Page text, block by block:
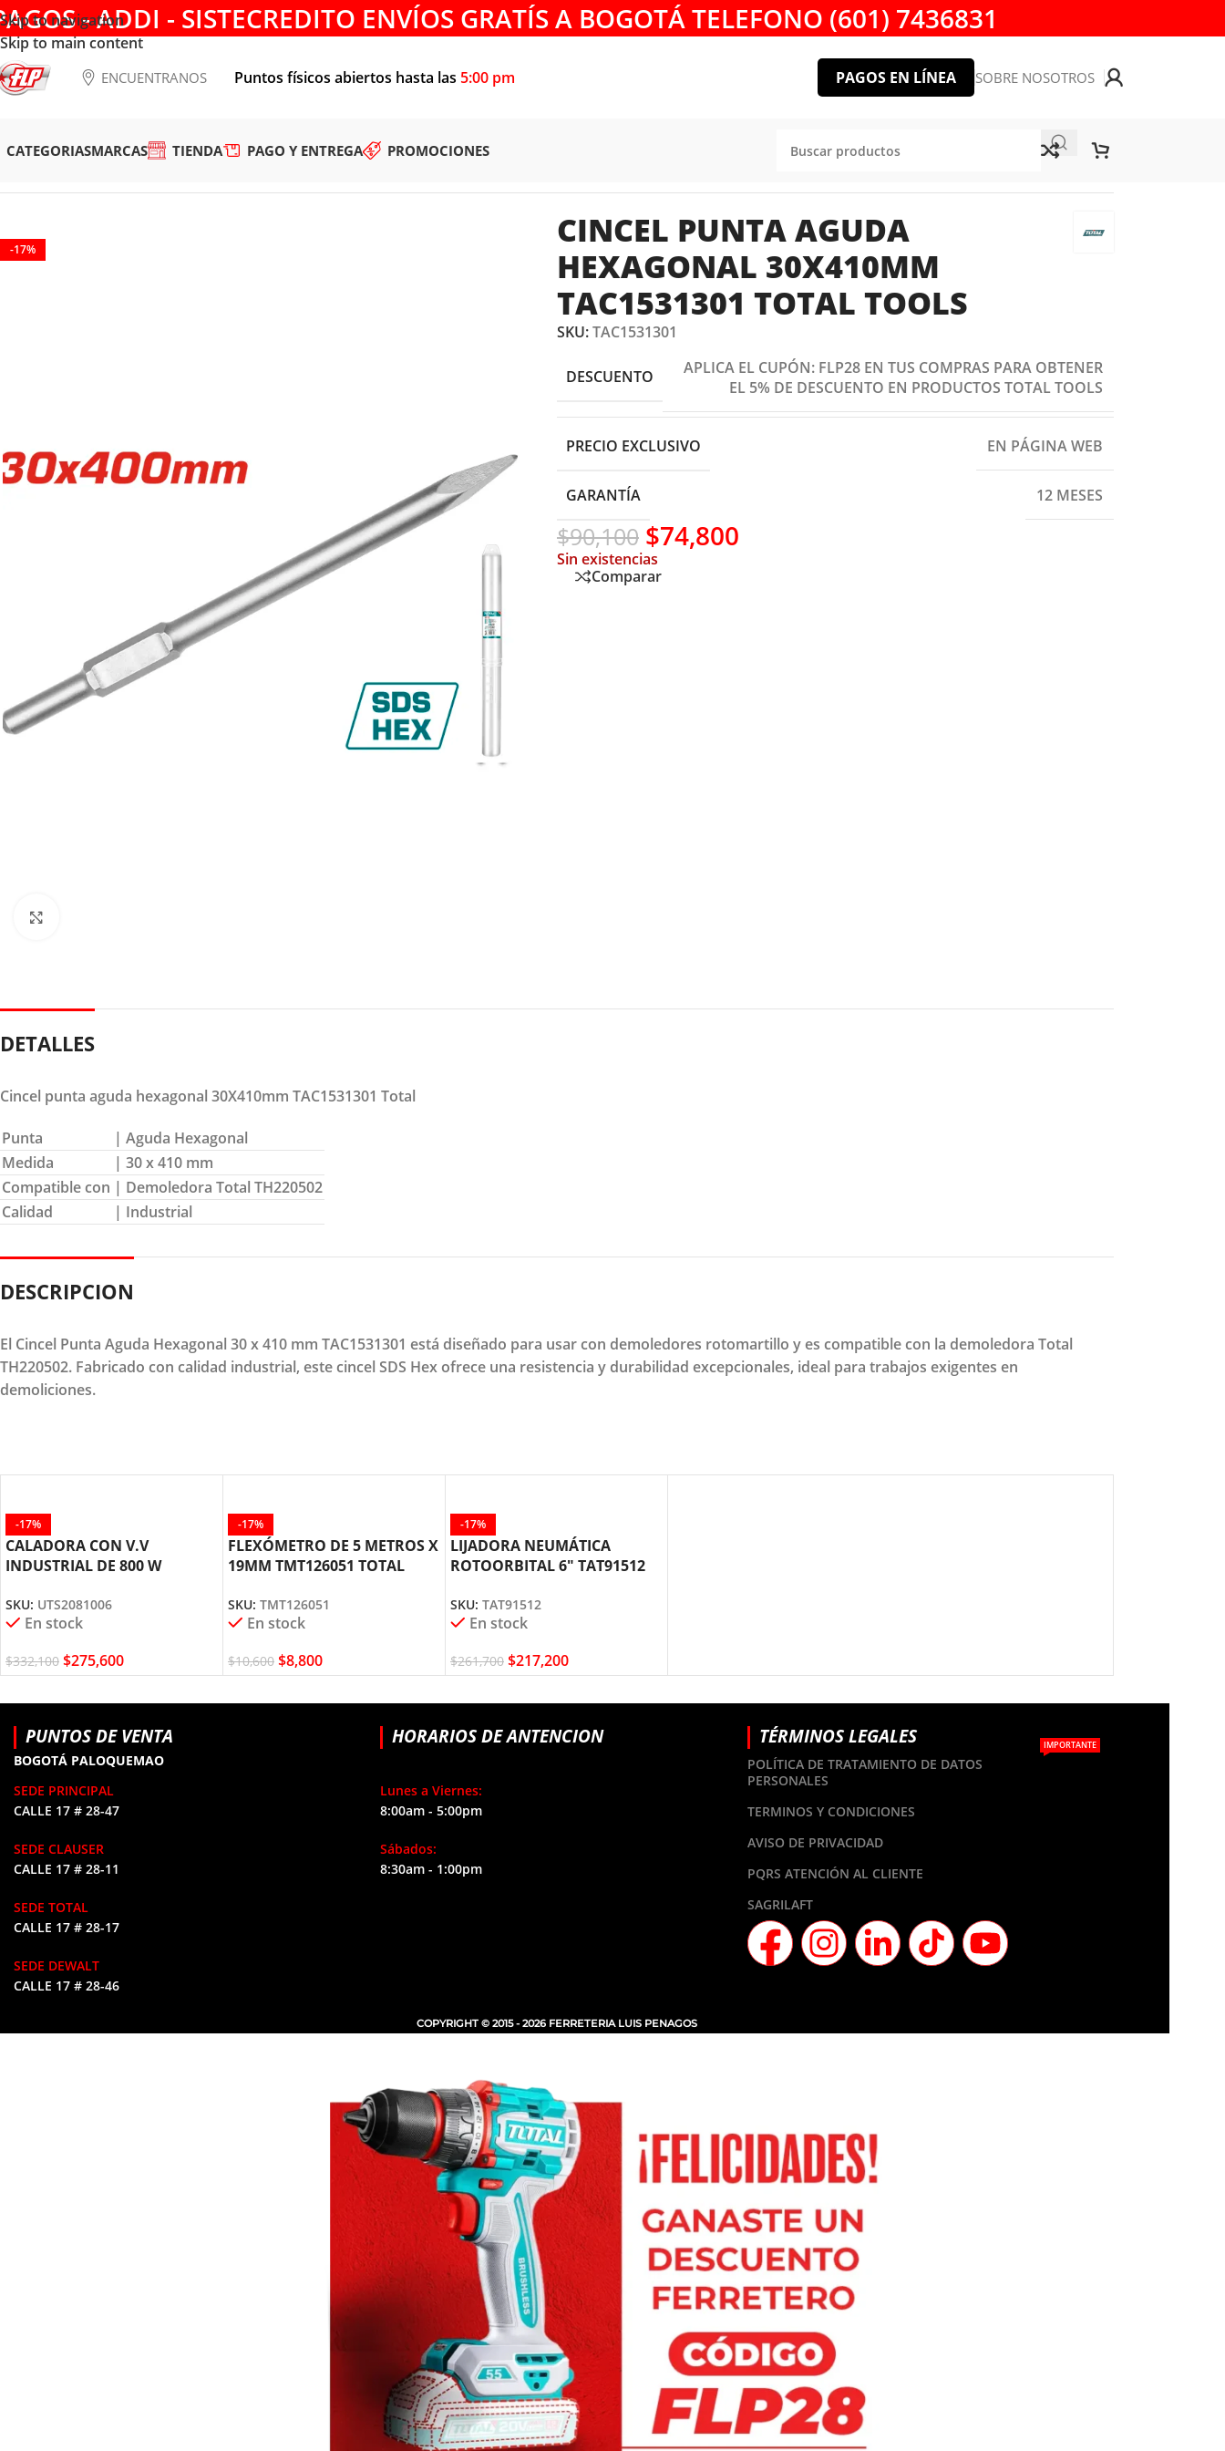
Skip to navigation
Skip to main content
- ADDI - SISTECREDITO ENVÍOS GRATÍS A BOGOTÁ TELEFONO (601) 7436831
ENCUENTRANOS Puntos físicos abiertos hasta las 5:00 pm PAGOS EN LÍNEA SOBRE NOSOTROS
CATEGORIASMARCAS TIENDA PAGO Y ENTREGA PROMOCIONES
-17%
CINCEL PUNTA AGUDA
HEXAGONAL 30X410MM
TAC1531301 TOTAL TOOLS
SKU:TAC1531301
DESCUENTO
APLICA EL CUPÓN: FLP28 EN TUS COMPRAS PARA OBTENER
EL 5% DE DESCUENTO EN PRODUCTOS TOTAL TOOLS
PRECIO EXCLUSIVO EN PÁGINA WEB
GARANTÍA 12 MESES
$90,100 $74,800
Sin existencias
Comparar
DETALLES
Cincel punta aguda hexagonal 30X410mm TAC1531301 Total
Punta
| Aguda Hexagonal
Medida
| 30 x 410 mm
Compatible con | Demoledora Total TH220502
Calidad
| Industrial
DESCRIPCION
El Cincel Punta Aguda Hexagonal 30 x 410 mm TAC1531301 está diseñado para usar con demoledores rotomartillo y es compatible con la demoledora Total
TH220502. Fabricado con calidad industrial, este cincel SDS Hex ofrece una resistencia y durabilidad excepcionales, ideal para trabajos exigentes en
demoliciones.
-17%
CALADORA CON V.V
INDUSTRIAL DE 800 W
SKU: UTS2081006
En stock
$332,100 $275,600
-17%
FLEXÓMETRO DE 5 METROS X
19MM TMT126051 TOTAL
SKU: TMT126051
En stock
$10,600 $8,800
-17%
LIJADORA NEUMÁTICA
ROTOORBITAL 6″ TAT91512
SKU: TAT91512
En stock
$261,700 $217,200
PUNTOS DE VENTA
BOGOTÁ PALOQUEMAO
SEDE PRINCIPAL
CALLE 17 # 28-47
SEDE CLAUSER
CALLE 17 # 28-11
SEDE TOTAL
CALLE 17 # 28-17
SEDE DEWALT
CALLE 17 # 28-46
HORARIOS DE ANTENCION
Lunes a Viernes:
8:00am - 5:00pm
Sábados:
8:30am - 1:00pm
TÉRMINOS LEGALES
POLÍTICA DE TRATAMIENTO DE DATOS
PERSONALES
IMPORTANTE
TERMINOS Y CONDICIONES
AVISO DE PRIVACIDAD
PQRS ATENCIÓN AL CLIENTE
SAGRILAFT
COPYRIGHT © 2015 - 2026 FERRETERIA LUIS PENAGOS